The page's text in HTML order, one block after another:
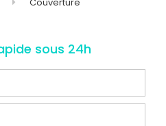
sous 24h